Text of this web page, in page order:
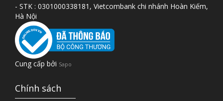
- STK : 0301000338181, Vietcombank chi nhánh Hoàn Kiếm,
Hà Nội
Cung cấp bởi Sapo
Chính sách